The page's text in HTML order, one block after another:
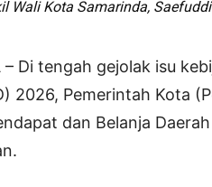
Wali Kota Samarinda,
– Di tengah gejolak isu
2026, Pemerintah Kota
dan Belanja